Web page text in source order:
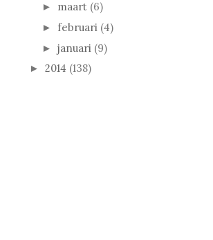
► maart (6)
► februari (4)
► januari (9)
► 2014 (138)